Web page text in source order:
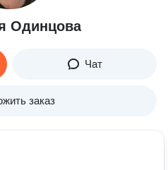
Одинцова
Чат
заказ